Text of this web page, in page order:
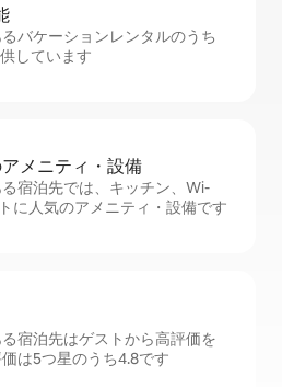
バケーションレンタルのうち
しています
メ⁠ニ⁠テ⁠ィ・設⁠備
る宿泊先では、キッチン、Wi-
に人気のアメニティ・設備です
宿泊先はゲストから高評価を
は5つ星のうち4.8です